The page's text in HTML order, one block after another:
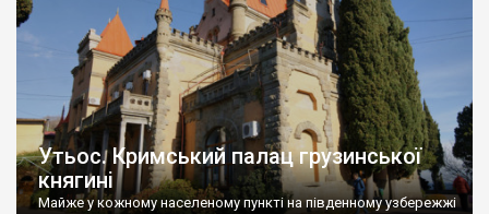
Утьос. Кримський палац грузинської
княгині
Майже у кожному населеному пункті на південному узбережжі